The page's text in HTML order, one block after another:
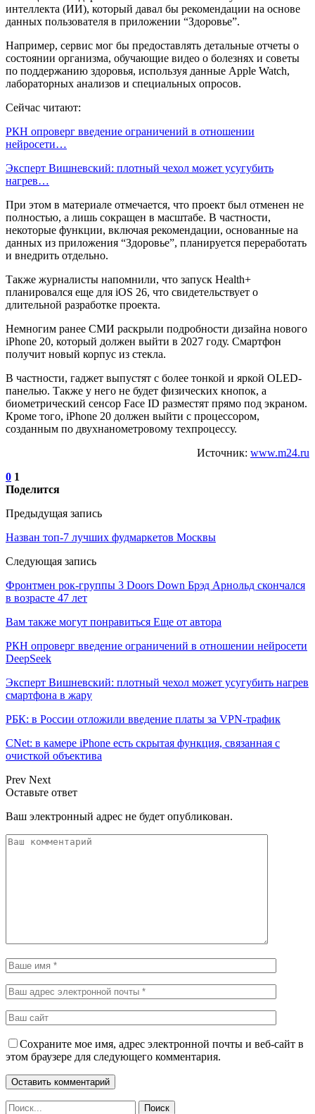
интеллекта (ИИ), который давал бы рекомендации на основе
данных пользователя в приложении “Здоровье”.
Например, сервис мог бы предоставлять детальные отчеты о
состоянии организма, обучающие видео о болезнях и советы
по поддержанию здоровья, используя данные Apple Watch,
лабораторных анализов и специальных опросов.
Сейчас читают:
РКН опроверг введение ограничений в отношении
нейросети…
Эксперт Вишневский: плотный чехол может усугубить
нагрев…
При этом в материале отмечается, что проект был отменен не
полностью, а лишь сокращен в масштабе. В частности,
некоторые функции, включая рекомендации, основанные на
данных из приложения “Здоровье”, планируется переработать
и внедрить отдельно.
Также журналисты напомнили, что запуск Health+
планировался еще для iOS 26, что свидетельствует о
длительной разработке проекта.
Немногим ранее СМИ раскрыли подробности дизайна нового
iPhone 20, который должен выйти в 2027 году. Смартфон
получит новый корпус из стекла.
В частности, гаджет выпустят с более тонкой и яркой OLED-
панелью. Также у него не будет физических кнопок, а
биометрический сенсор Face ID разместят прямо под экраном.
Кроме того, iPhone 20 должен выйти с процессором,
созданным по двухнанометровому техпроцессу.
Источник: www.m24.ru
0 1
Поделится
Предыдущая запись
Назван топ-7 лучших фудмаркетов Москвы
Следующая запись
Фронтмен рок-группы 3 Doors Down Брэд Арнольд скончался
в возрасте 47 лет
Вам также могут понравиться Еще от автора
РКН опроверг введение ограничений в отношении нейросети
DeepSeek
Эксперт Вишневский: плотный чехол может усугубить нагрев
смартфона в жару
РБК: в России отложили введение платы за VPN-трафик
CNet: в камере iPhone есть скрытая функция, связанная с
очисткой объектива
Prev Next
Оставьте ответ
Ваш электронный адрес не будет опубликован.
Сохраните мое имя, адрес электронной почты и веб-сайт в
этом браузере для следующего комментария.